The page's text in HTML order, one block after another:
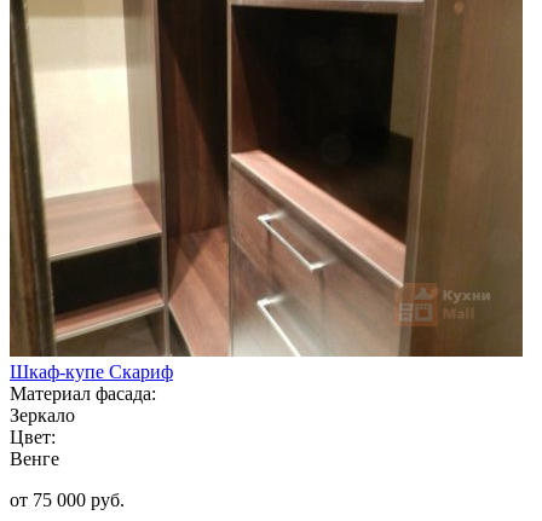
Шкаф-купе Скариф
Материал фасада:
Зеркало
Цвет:
Венге
от 75 000 руб.